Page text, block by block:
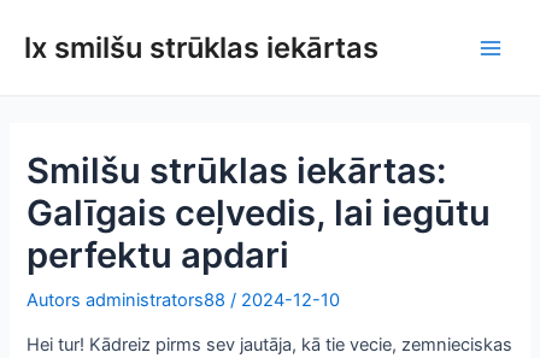
lx smilšu strūklas iekārtas
Smilšu strūklas iekārtas:
Galīgais ceļvedis, lai iegūtu
perfektu apdari
Autorsadministrators88/ 2024-12-10
Hei tur! Kādreiz pirms sev jautāja, kā tie vecie, zemnieciskas